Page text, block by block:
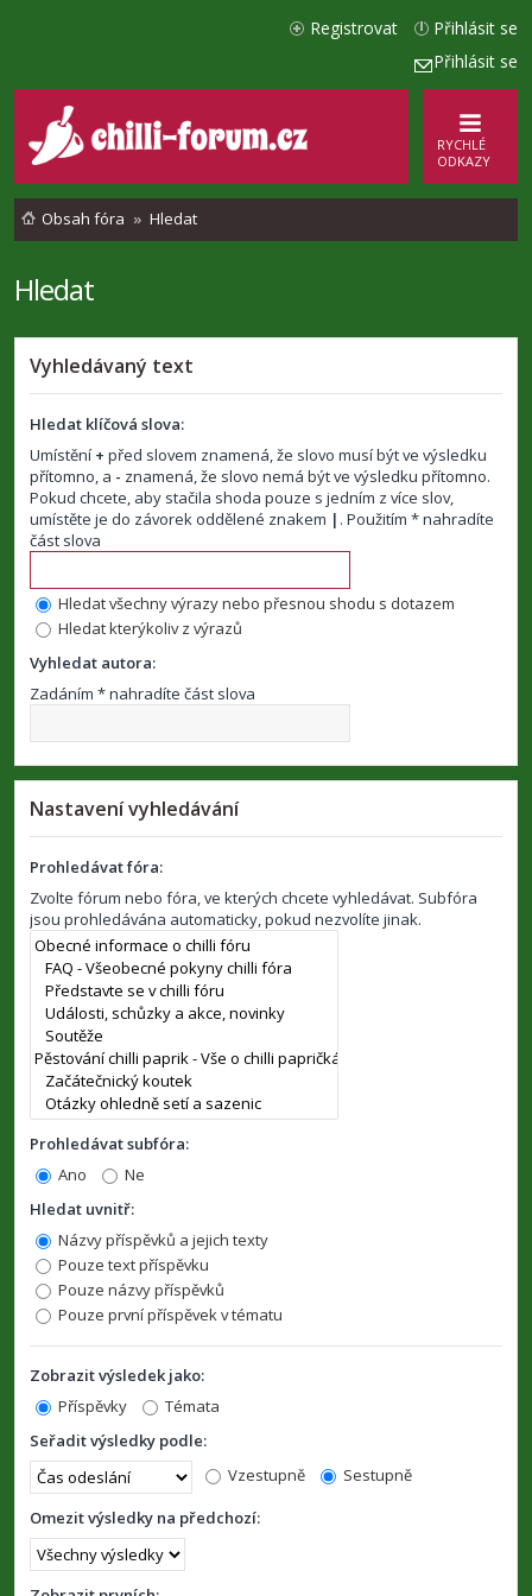
Přihlásit se
Přihlásit se
Registrovat
RYCHLÉ
ODKAZY
Obsah fóra Hledat
Hledat
Vyhledávaný text
Hledat klíčová slova:
Umístění + před slovem znamená, že slovo musí být ve výsledku
přítomno, a - znamená, že slovo nemá být ve výsledku přítomno.
Pokud chcete, aby stačila shoda pouze s jedním z více slov,
umístěte je do závorek oddělené znakem | . Použitím * nahradíte
část slova
Hledat všechny výrazy nebo přesnou shodu s dotazem
Hledat kterýkoliv z výrazů
Vyhledat autora:
Zadáním * nahradíte část slova
Nastavení vyhledávání
Prohledávat fóra:
Zvolte fórum nebo fóra, ve kterých chcete vyhledávat. Subfóra
jsou prohledávána automaticky, pokud nezvolíte jinak.
Prohledávat subfóra:
Ano
Ne
Hledat uvnitř:
Názvy příspěvků a jejich texty
Pouze text příspěvku
Pouze názvy příspěvků
Pouze první příspěvek v tématu
Zobrazit výsledek jako:
Příspěvky
Témata
Seřadit výsledky podle:
Vzestupně
Sestupně
Omezit výsledky na předchozí: